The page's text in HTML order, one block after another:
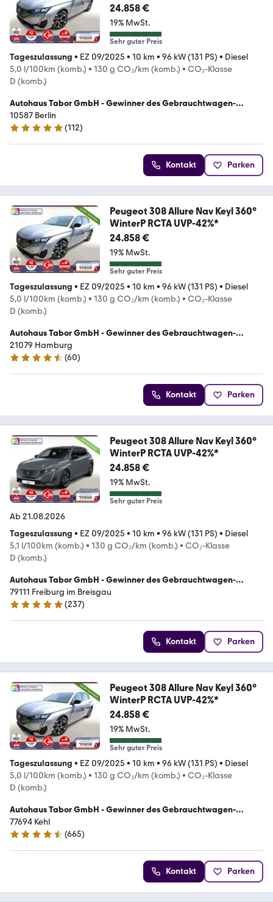
24.858 €
19% MwSt.
Sehr guter Preis
Tageszulassung • EZ 09/2025 • 10 km • 96 kW (131 PS) • Diesel
5,0 l/100km (komb.) • 130 g CO₂/km (komb.) • CO₂-Klasse
D (komb.)
Autohaus Tabor GmbH - Gewinner des Gebrauchtwagen-
Awards 2023
10587 Berlin
4.9 Sterne
(112)
Kontakt Parken
Peugeot 308 Allure Nav Keyl 360°
WinterP RCTA UVP-42%*
24.858 €
19% MwSt.
Sehr guter Preis
Tageszulassung • EZ 09/2025 • 10 km • 96 kW (131 PS) • Diesel
5,0 l/100km (komb.) • 130 g CO₂/km (komb.) • CO₂-Klasse
D (komb.)
Autohaus Tabor GmbH - Gewinner des Gebrauchtwagen-
Awards 2023
21079 Hamburg
4.6 Sterne
(60)
Kontakt Parken
Peugeot 308 Allure Nav Keyl 360°
WinterP RCTA UVP-42%*
24.858 €
19% MwSt.
Sehr guter Preis
Ab 21.08.2026
Tageszulassung • EZ 09/2025 • 10 km • 96 kW (131 PS) • Diesel
5,1 l/100km (komb.) • 130 g CO₂/km (komb.) • CO₂-Klasse
D (komb.)
Autohaus Tabor GmbH - Gewinner des Gebrauchtwagen-
Awards 2023
79111 Freiburg im Breisgau
4.8 Sterne
(237)
Kontakt Parken
Peugeot 308 Allure Nav Keyl 360°
WinterP RCTA UVP-42%*
24.858 €
19% MwSt.
Sehr guter Preis
Tageszulassung • EZ 09/2025 • 10 km • 96 kW (131 PS) • Diesel
5,0 l/100km (komb.) • 130 g CO₂/km (komb.) • CO₂-Klasse
D (komb.)
Autohaus Tabor GmbH - Gewinner des Gebrauchtwagen-
Awards 2023
77694 Kehl
4.5 Sterne
(665)
Kontakt Parken